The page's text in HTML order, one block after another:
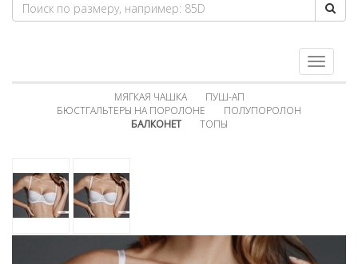
Toggle
navigation
МЯГКАЯ ЧАШКА
ПУШ-АП
БЮСТГАЛЬТЕРЫ НА ПОРОЛОНЕ
ПОЛУПОРОЛОН
БАЛКОНЕТ
ТОПЫ